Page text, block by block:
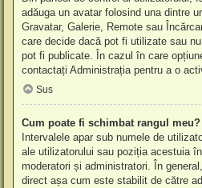
adăuga un avatar folosind una dintre
Gravatar, Galerie, Remote sau
care decide dacă pot fi utilizate sau
pot fi publicate. În cazul în care
contactați Administrația pentru a o
Sus
Cum poate fi schimbat rangul meu?
Intervalele apar sub numele de
ale utilizatorului sau poziția acestuia
moderatori și administratori. În
direct așa cum este stabilit de către